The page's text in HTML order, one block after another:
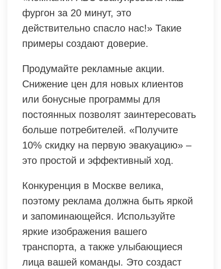
фургон за 20 минут, это
действительно спасло нас!» Такие
примеры создают доверие.
Продумайте рекламные акции.
Снижение цен для новых клиентов
или бонусные программы для
постоянных позволят заинтересовать
больше потребителей. «Получите
10% скидку на первую эвакуацию» –
это простой и эффективный ход.
Конкуренция в Москве велика,
поэтому реклама должна быть яркой
и запоминающейся. Используйте
яркие изображения вашего
транспорта, а также улыбающиеся
лица вашей команды. Это создаст